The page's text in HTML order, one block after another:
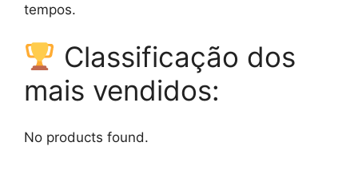
tempos.
Classificação dos
mais vendidos:
No products found.